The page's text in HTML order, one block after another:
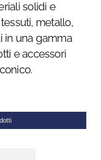
solidi e
metallo,
una gamma
e accessori